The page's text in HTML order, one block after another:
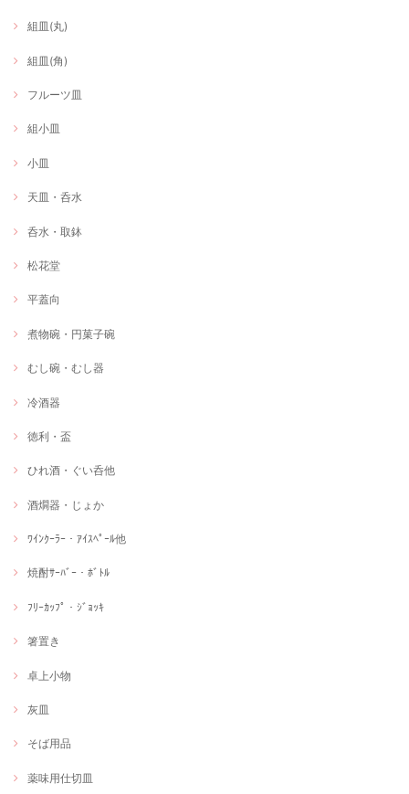
組皿(丸)
組皿(角)
フルーツ皿
組小皿
小皿
天皿・呑水
呑水・取鉢
松花堂
平蓋向
煮物碗・円菓子碗
むし碗・むし器
冷酒器
徳利・盃
ひれ酒・ぐい呑他
酒燗器・じょか
ﾜｲﾝｸｰﾗｰ・ｱｲｽﾍﾟｰﾙ他
焼酎ｻｰﾊﾞｰ・ﾎﾞﾄﾙ
ﾌﾘｰｶｯﾌﾟ・ｼﾞｮｯｷ
箸置き
卓上小物
灰皿
そば用品
薬味用仕切皿